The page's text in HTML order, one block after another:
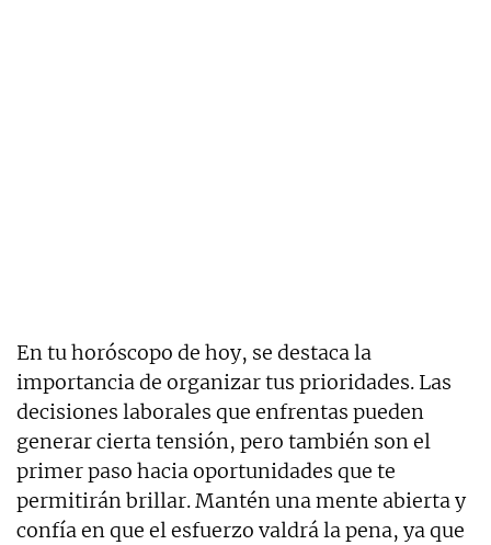
En tu horóscopo de hoy, se destaca la
importancia de organizar tus prioridades. Las
decisiones laborales que enfrentas pueden
generar cierta tensión, pero también son el
primer paso hacia oportunidades que te
permitirán brillar. Mantén una mente abierta y
confía en que el esfuerzo valdrá la pena, ya que